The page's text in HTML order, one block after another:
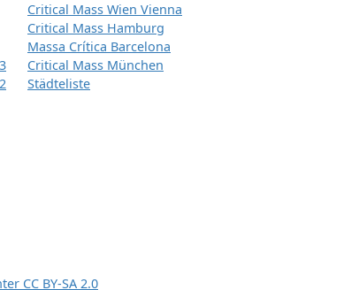
Critical Mass Wien Vienna
Critical Mass Hamburg
Massa Crítica Barcelona
Critical Mass München
Städteliste
CC BY-SA 2.0